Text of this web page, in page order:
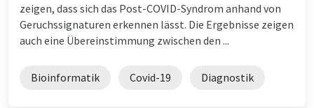
zeigen, dass sich das Post-COVID-Syndrom anhand von
Geruchssignaturen erkennen lässt. Die Ergebnisse zeigen
auch eine Übereinstimmung zwischen den ...
Bioinformatik Covid-19 Diagnostik